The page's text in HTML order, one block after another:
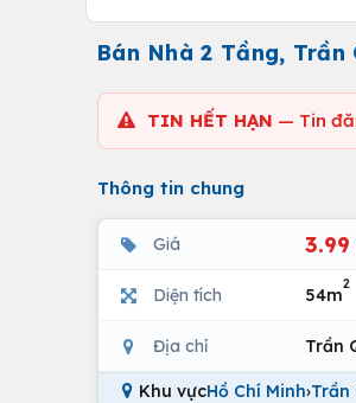
Bán Nhà 2 Tầng, Trần
TIN HẾT HẠN — Tin
Thông tin chung
Giá
Diện tích 54m
2
Địa chỉ Trần
Khu vựcHồ Chí Minh›Trần